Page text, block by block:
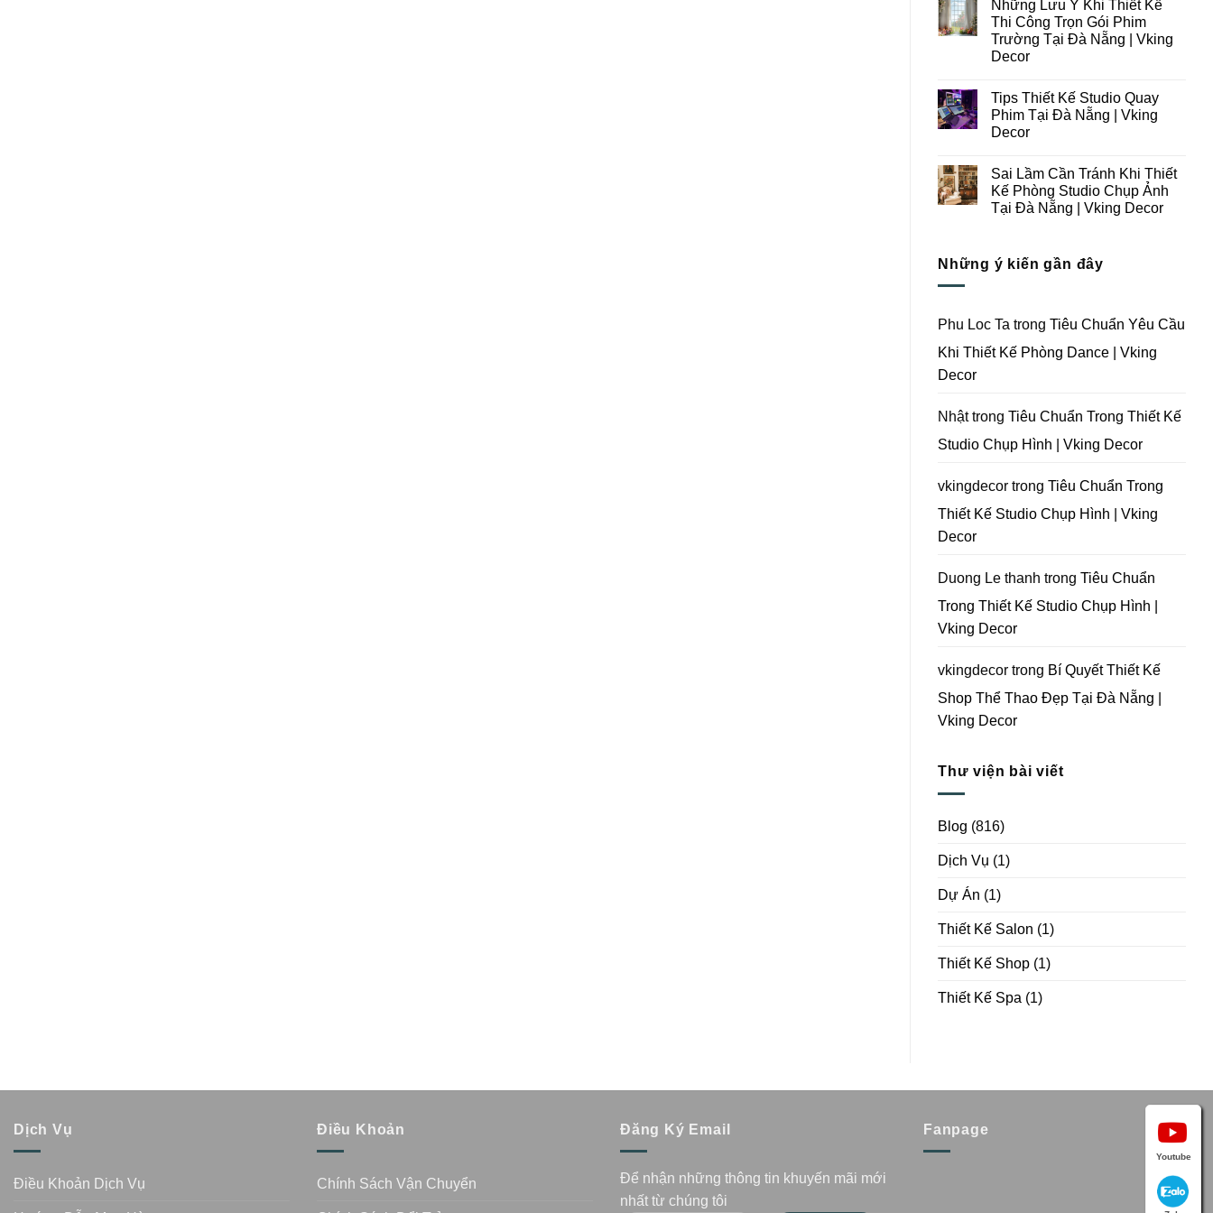
Thi
Công
Studio
Chụp
Ảnh
Tại
Vking
Decor
bình
luận
ở
Những
Lưu
Ý
Kế
Thi
Công
Trọn
Quay
Phim
Tại
Đà
Nẵng
Những Lưu Ý Khi Thiết Kế
Thi Công Trọn Gói Phim
Trường Tại Đà Nẵng | Vking
Decor
bình
luận
ở
Những
Khi
Thiết
Kế
Thi
Công
Trường
Tại
Vking
Decor
Tips Thiết Kế Studio Quay
Phim Tại Đà Nẵng | Vking
Decor
bình
luận
ở
Tips
Quay
Phim
Vking
Sai Lầm Cần Tránh Khi Thiết
Kế Phòng Studio Chụp Ảnh
Tại Đà Nẵng | Vking Decor
luận
ở
Tránh
Khi
Kế
Tại
Đà
Nẵng
|
Những ý kiến gần đây
Phu Loc Ta trong Tiêu Chuẩn Yêu Cầu
Khi Thiết Kế Phòng Dance | Vking
Decor
Nhậttrong Tiêu Chuẩn Trong Thiết Kế
Studio Chụp Hình | Vking Decor
vkingdecor trong Tiêu Chuẩn Trong
Thiết Kế Studio Chụp Hình | Vking
Decor
Duong Le thanh trong Tiêu Chuẩn
Trong Thiết Kế Studio Chụp Hình |
Vking Decor
vkingdecor trong Bí Quyết Thiết Kế
Shop Thể Thao Đẹp Tại Đà Nẵng |
Vking Decor
Thư viện bài viết
Blog (816)
Dịch Vụ (1)
Dự Án (1)
Thiết Kế Salon (1)
Thiết Kế Shop (1)
Thiết Kế Spa (1)
Dịch Vụ
Điều Khoản Dịch Vụ
Điều Khoản
Chính Sách Vận Chuyển
Đăng Ký Email
Để nhận những thông tin khuyến mãi mới
nhất từ chúng tôi
Fanpage
Youtube